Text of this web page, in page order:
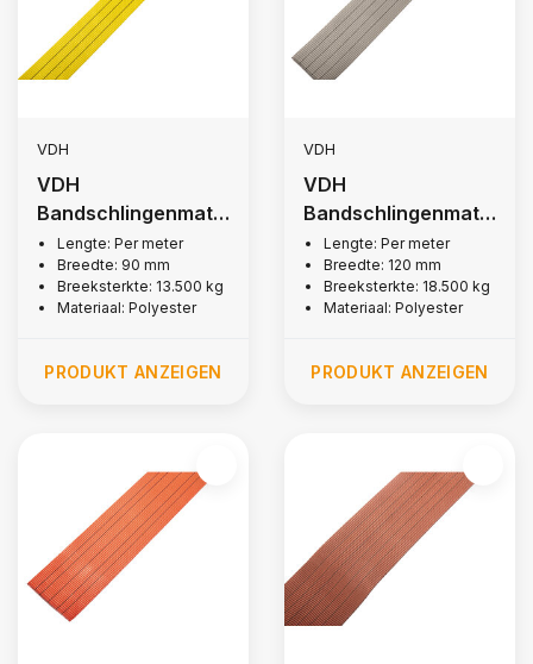
VDH
VDH
Bandschlingenmate
rial 90mm, 13.500
kg
Lengte: Per meter
Breedte: 90 mm
Breeksterkte: 13.500 kg
Materiaal: Polyester
PRODUKT ANZEIGEN
VDH
VDH
Bandschlingenmate
rial 120mm, 18.500
kg
Lengte: Per meter
Breedte: 120 mm
Breeksterkte: 18.500 kg
Materiaal: Polyester
PRODUKT ANZEIGEN